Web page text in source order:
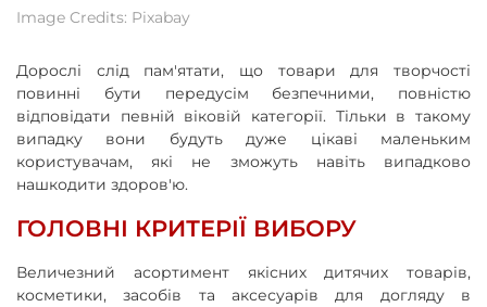
Image Credits: Pixabay
Дорослі слід пам'ятати, що товари для творчості
повинні бути передусім безпечними, повністю
відповідати певній віковій категорії. Тільки в такому
випадку вони будуть дуже цікаві маленьким
користувачам, які не зможуть навіть випадково
нашкодити здоров'ю.
ГОЛОВНІ КРИТЕРІЇ ВИБОРУ
Величезний асортимент якісних дитячих товарів,
косметики, засобів та аксесуарів для догляду в